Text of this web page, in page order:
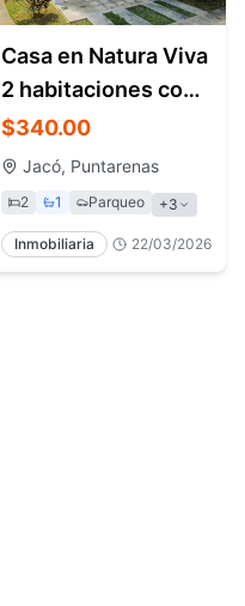
Casa en Natura Viva
2 habitaciones con
patio – Jacó Costa
Rica
$340.00
Jacó, Puntarenas
2 1 Parqueo +3
Inmobiliaria 22/03/2026